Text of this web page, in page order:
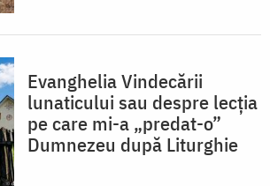
Evanghelia Vindecării
lunaticului sau despre lecția
pe care mi-a „predat-o”
Dumnezeu după Liturghie